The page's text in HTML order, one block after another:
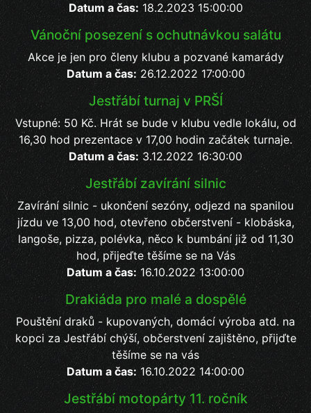
Datum a čas: 18.2.2023 15:00:00
Vánoční posezení s ochutnávkou salátu
Akce je jen pro členy klubu a pozvané kamarády
Datum a čas: 26.12.2022 17:00:00
Jestřábí turnaj v PRŠÍ
Vstupné: 50 Kč. Hrát se bude v klubu vedle lokálu, od
16,30 hod prezentace v 17,00 hodin začátek turnaje.
Datum a čas: 3.12.2022 16:30:00
Jestřábí zavírání silnic
Zavírání silnic - ukončení sezóny, odjezd na spanilou
jízdu ve 13,00 hod, otevřeno občerstvení - klobáska,
langoše, pizza, polévka, něco k bumbání již od 11,30
hod, přijeďte těšíme se na Vás
Datum a čas: 16.10.2022 13:00:00
Drakiáda pro malé a dospělé
Pouštění draků - kupovaných, domácí výroba atd. na
kopci za Jestřábí chýší, občerstvení zajištěno, přijďte
těšíme se na vás
Datum a čas: 16.10.2022 14:00:00
Jestřábí motopárty 11. ročník